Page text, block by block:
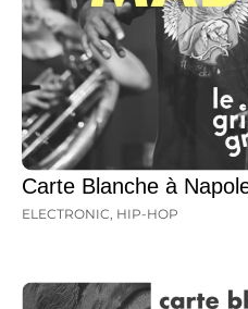
Carte Blanche à
ELECTRONIC, HIP-HOP